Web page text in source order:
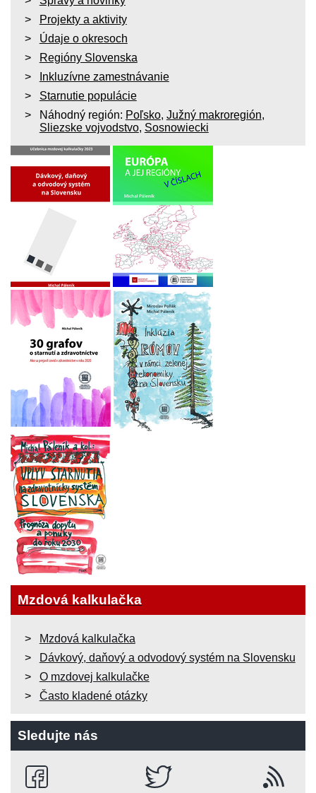
Projekty a aktivity
Údaje o okresoch
Regióny Slovenska
Inkluzívne zamestnávanie
Starnutie populácie
Náhodný región: Poľsko, Južný makroregión,
Sliezske vojvodstvo, Sosnowiecki
Mzdová kalkulačka
Mzdová kalkulačka
Dávkový, daňový a odvodový systém na Slovensku
O mzdovej kalkulačke
Často kladené otázky
Sledujte nás